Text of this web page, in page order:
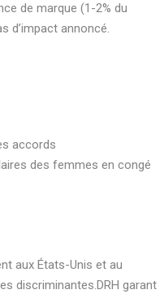
de marque (1-2% du
d’impact annoncé.
accords
des femmes en congé
aux États-Unis et au
discriminantes.DRH garant